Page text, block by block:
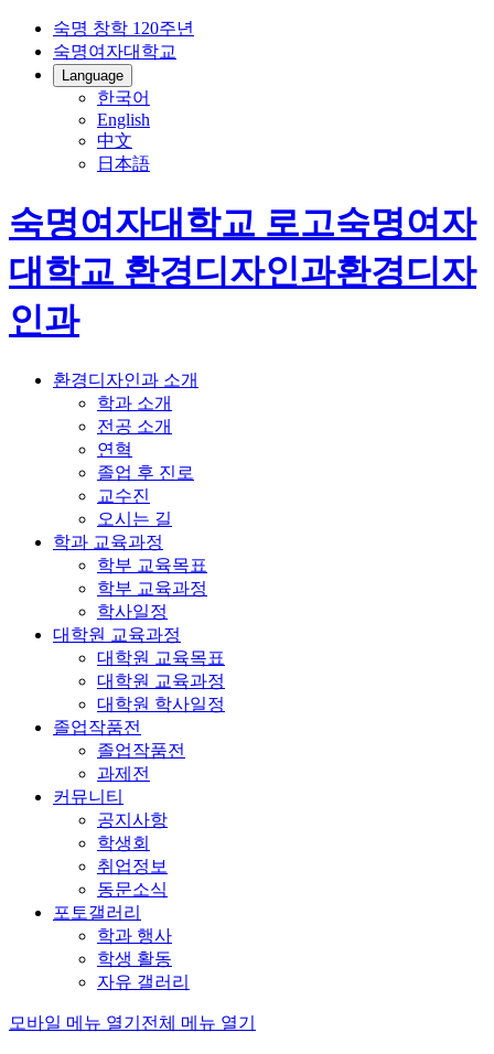
숙명 창학 120주년
숙명여자대학교
Language
한국어
English
中文
日本語
숙명여자대학교 로고숙명여자
대학교 환경디자인과환경디자
인과
환경디자인과 소개
학과 소개
전공 소개
연혁
졸업 후 진로
교수진
오시는 길
학과 교육과정
학부 교육목표
학부 교육과정
학사일정
대학원 교육과정
대학원 교육목표
대학원 교육과정
대학원 학사일정
졸업작품전
졸업작품전
과제전
커뮤니티
공지사항
학생회
취업정보
동문소식
포토갤러리
학과 행사
학생 활동
자유 갤러리
모바일 메뉴 열기 전체 메뉴 열기